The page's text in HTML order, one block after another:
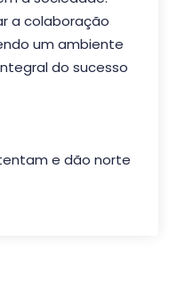
a colaboração
um ambiente
do sucesso
e dão norte